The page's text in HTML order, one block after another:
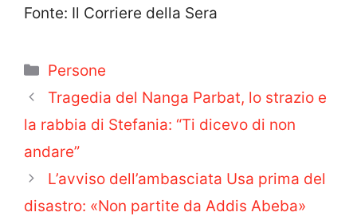
Fonte: Il Corriere della Sera
Categorie
Persone
Tragedia del Nanga Parbat, lo strazio e
la rabbia di Stefania: “Ti dicevo di non
andare”
L’avviso dell’ambasciata Usa prima del
disastro: «Non partite da Addis Abeba»